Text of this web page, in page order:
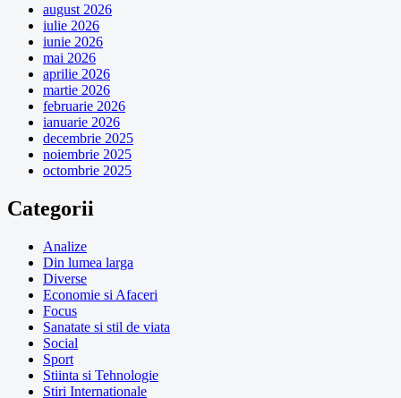
august 2026
iulie 2026
iunie 2026
mai 2026
aprilie 2026
martie 2026
februarie 2026
ianuarie 2026
decembrie 2025
noiembrie 2025
octombrie 2025
Categorii
Analize
Din lumea larga
Diverse
Economie si Afaceri
Focus
Sanatate si stil de viata
Social
Sport
Stiinta si Tehnologie
Stiri Internationale